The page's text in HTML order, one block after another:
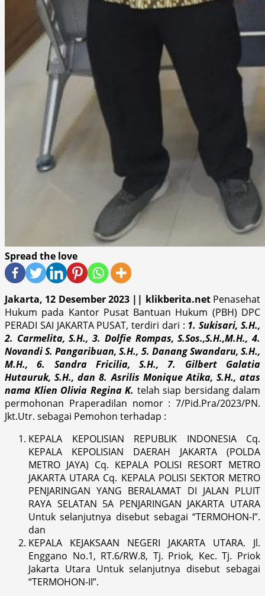
Spread the love
Jakarta, 12 Desember 2023 || klikberita.net Penasehat
Hukum pada Kantor Pusat Bantuan Hukum (PBH) DPC
PERADI SAI JAKARTA PUSAT, terdiri dari : 1. Sukisari, S.H.,
2. Carmelita, S.H., 3. Dolfie Rompas, S.Sos.,S.H.,M.H., 4.
Novandi S. Pangaribuan, S.H., 5. Danang Swandaru, S.H.,
M.H., 6. Sandra Fricilia, S.H., 7. Gilbert Galatia
Hutauruk, S.H., dan 8. Asrilis Monique Atika, S.H., atas
nama Klien Olivia Regina K. telah siap bersidang dalam
permohonan Praperadilan nomor : 7/Pid.Pra/2023/PN.
Jkt.Utr. sebagai Pemohon terhadap :
KEPALA KEPOLISIAN REPUBLIK INDONESIA Cq.
KEPALA KEPOLISIAN DAERAH JAKARTA (POLDA
METRO JAYA) Cq. KEPALA POLISI RESORT METRO
JAKARTA UTARA Cq. KEPALA POLISI SEKTOR METRO
PENJARINGAN YANG BERALAMAT DI JALAN PLUIT
RAYA SELATAN 5A PENJARINGAN JAKARTA UTARA
Untuk selanjutnya disebut sebagai “TERMOHON-I”.
dan
KEPALA KEJAKSAAN NEGERI JAKARTA UTARA. Jl.
Enggano No.1, RT.6/RW.8, Tj. Priok, Kec. Tj. Priok
Jakarta Utara Untuk selanjutnya disebut sebagai
“TERMOHON-II”.